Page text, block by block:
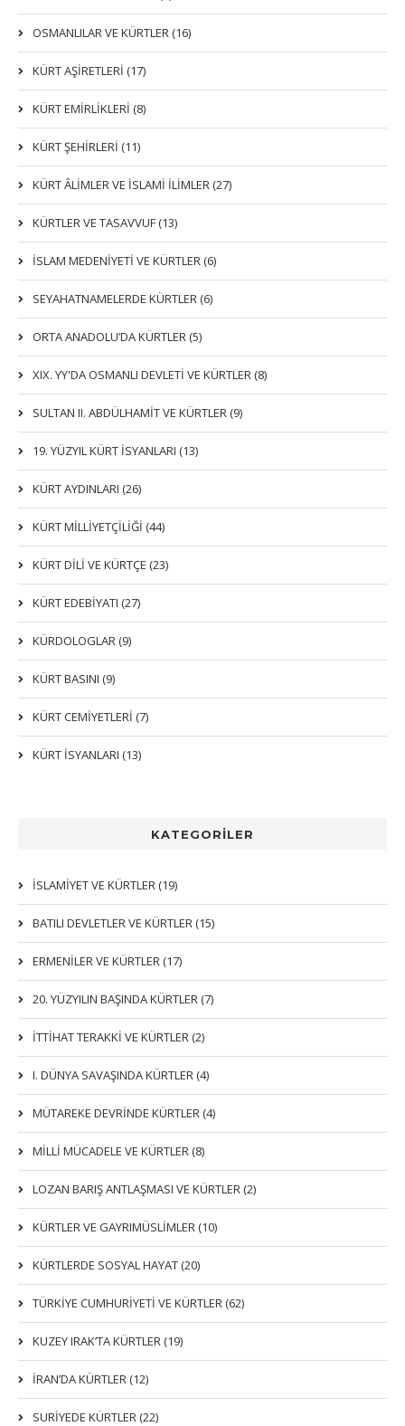
KATEGORİLER
İSLAMIYET VE KÜRTLER (19)
BATILI DEVLETLER VE KÜRTLER (15)
ERMENİLER VE KÜRTLER (17)
20. YÜZYILIN BAŞINDA KÜRTLER (7)
İTTIHAT TERAKKI VE KÜRTLER (2)
I. DÜNYA SAVAŞINDA KÜRTLER (4)
MÜTAREKE DEVRİNDE KÜRTLER (4)
MİLLİ MÜCADELE VE KÜRTLER (8)
LOZAN BARIŞ ANTLAŞMASI VE KÜRTLER (2)
KÜRTLER VE GAYRIMÜSLIMLER (10)
KÜRTLERDE SOSYAL HAYAT (20)
TÜRKİYE CUMHURİYETİ VE KÜRTLER (62)
KUZEY IRAK’TA KÜRTLER (19)
İRAN’DA KÜRTLER (12)
SURİYEDE KÜRTLER (22)
OSMANLILAR VE KÜRTLER (16)
KÜRT AŞİRETLERİ (17)
KÜRT EMİRLİKLERİ (8)
KÜRT ŞEHİRLERİ (11)
KÜRT ÂLİMLER VE İSLAMİ İLİMLER (27)
KÜRTLER VE TASAVVUF (13)
İSLAM MEDENİYETİ VE KÜRTLER (6)
SEYAHATNAMELERDE KÜRTLER (6)
ORTA ANADOLU’DA KÜRTLER (5)
XIX. YY'DA OSMANLI DEVLETI VE KÜRTLER (8)
SULTAN II. ABDÜLHAMİT VE KÜRTLER (9)
19. YÜZYIL KÜRT İSYANLARI (13)
KÜRT AYDINLARI (26)
KÜRT MİLLİYETÇİLİĞİ (44)
KÜRT DİLİ VE KÜRTÇE (23)
KÜRT EDEBİYATI (27)
KÜRDOLOGLAR (9)
KÜRT BASINI (9)
KÜRT CEMİYETLERİ (7)
KÜRT İSYANLARI (13)